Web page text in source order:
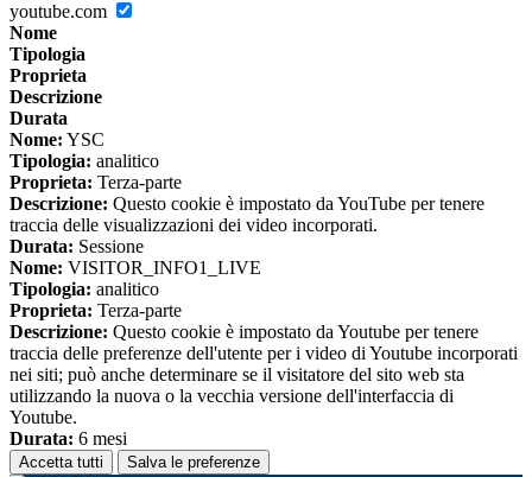
youtube.com
Nome
Tipologia
Proprieta
Descrizione
Durata
Nome: YSC
Tipologia: analitico
Proprieta: Terza-parte
Descrizione: Questo cookie è impostato da YouTube per tenere
traccia delle visualizzazioni dei video incorporati.
Durata: Sessione
Nome: VISITOR_INFO1_LIVE
Tipologia: analitico
Proprieta: Terza-parte
Descrizione: Questo cookie è impostato da Youtube per tenere
traccia delle preferenze dell'utente per i video di Youtube incorporati
nei siti; può anche determinare se il visitatore del sito web sta
utilizzando la nuova o la vecchia versione dell'interfaccia di
Youtube.
Durata: 6 mesi
Accetta tutti Salva le preferenze